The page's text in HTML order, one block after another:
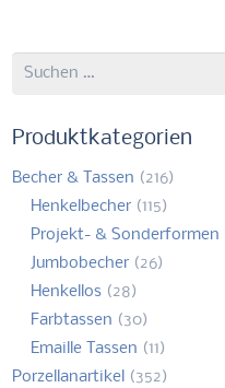
Suchen
Produktkategorien
Becher & Tassen (216)
Henkelbecher (115)
Projekt- & Sonderformen
Jumbobecher (26)
Henkellos (28)
Farbtassen (30)
Emaille Tassen (11)
Porzellanartikel (352)